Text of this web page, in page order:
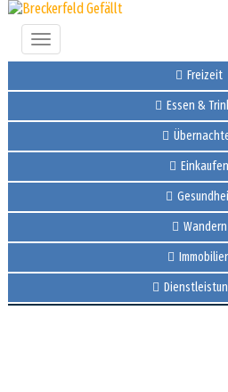
Toggle
navigation
Freizeit
Essen &
Einkaufen
Wandern